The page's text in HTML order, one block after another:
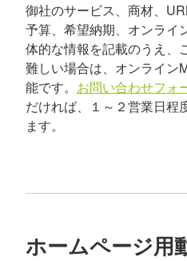
御社のサービス、商材、
予算、希望納期、オンライ
体的な情報を記載のうえ、
難しい場合は、オンライン
能です。 お問い合わせフォ
だければ、１～２営業日程
ます。
ホームページ用